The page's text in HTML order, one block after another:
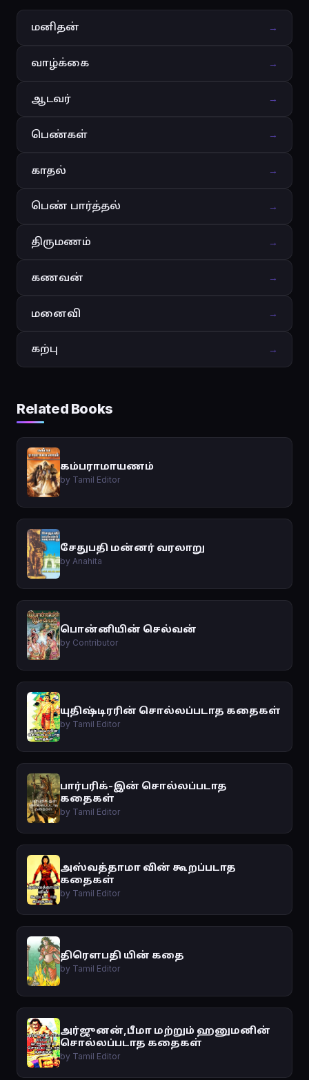
மனிதன் →
வாழ்க்கை →
ஆடவர் →
பெண்கள் →
காதல் →
பெண் பார்த்தல் →
திருமணம் →
கணவன் →
மனைவி →
கற்பு →
Related Books
கம்பராமாயணம்
by Tamil Editor
சேதுபதி மன்னர் வரலாறு
by Anahita
பொன்னியின் செல்வன்
by Contributor
யுதிஷ்டிரரின் சொல்லப்படாத கதைகள்
by Tamil Editor
பார்பரிக்-இன் சொல்லப்படாத
கதைகள்
by Tamil Editor
அஸ்வத்தாமா வின் கூறப்படாத
கதைகள்
by Tamil Editor
திரௌபதி யின் கதை
by Tamil Editor
அர்ஜுனன்,பீமா மற்றும் ஹனுமனின்
சொல்லப்படாத கதைகள்
by Tamil Editor